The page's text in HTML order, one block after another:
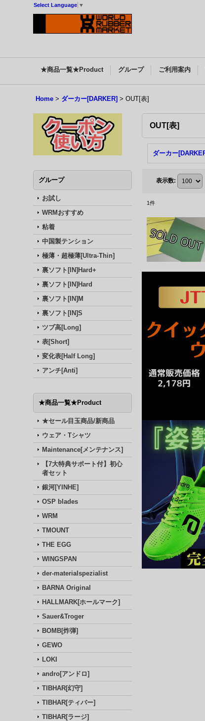
Select Language ▼
★商品一覧★Product グループ ご利用案内
Home > ダーカー[DARKER] > OUT[表]
グループ
お試し
WRMおすすめ
粘着
中国製テンション
極薄・超極薄[Ultra-Thin]
裏ソフト[IN]Hard+
裏ソフト[IN]Hard
裏ソフト[IN]M
裏ソフト[IN]S
ツブ高[Long]
表[Short]
変化表[Half Long]
アンチ[Anti]
★商品一覧★Product
★セール目玉商品/新商品
ウェア・Tシャツ
Maintenance[メンテナンス]
【7大特典サポート付】初心
者セット
銀河[YINHE]
OSP blades
WRM
TMOUNT
THE EGG
WINGSPAN
der-materialspezialist
BARNA Original
HALLMARK[ホールマーク]
Sauer&Troger
BOMB[炸弾]
GEWO
LOKI
andro[アンドロ]
TIBHAR[幻守]
TIBHAR[ティバー]
TIBHAR[ラージ]
OUT[表]
表示数:
1件